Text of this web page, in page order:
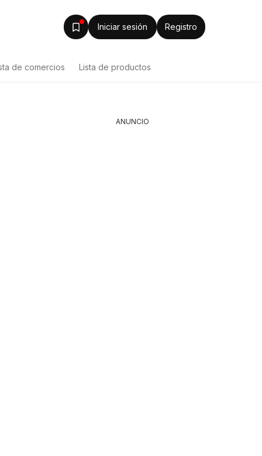
Iniciar sesión Registro
de comercios Lista de productos
ANUNCIO